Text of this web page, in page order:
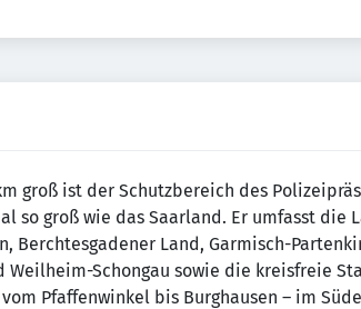
groß ist der Schutzbereich des
so groß wie das Saarland. Er umfasst die
Berchtesgadener Land, Garmisch-
Weilheim-Schongau sowie die kreisfreie
Pfaffenwinkel bis Burghausen – im